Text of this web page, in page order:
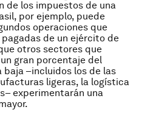
de los impuestos de una
por ejemplo, puede
operaciones que
de un ejército de
otros sectores que
gran porcentaje del
–incluidos los de las
ligeras, la logística
experimentarán una